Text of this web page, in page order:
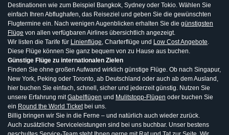
Destinationen wie zum Beispiel Bangkok, Sydney oder Tokio. Wählen Sie
einfach Ihren Abflughafen, das Reiseziel und geben Sie die gewünschten
Flugtermine ein. Nach wenigen Augenblicken erhalten Sie die günstigsten
Flüge von allen verfügbaren Airlines übersichtlich angezeigt.
Wir listen die Tarife für Linienflüge, Charterflüge und Low Cost Angebote.
Diese Flüge können Sie ganz bequem von zu Hause aus buchen.
Günstige Flüge zu internationalen Zielen
Finden Sie ohne großen Aufwand wirklich günstige Flüge. Ob nach Singapur,
New York, Peking oder Toronto, ab Deutschland oder auch ab dem Ausland,
hier buchen Sie einfach, schnell, sicher und jederzeit günstig. Nutzen Sie
unsere Erfahrung mitGabelflügen und Mulitstopp-Flügen oder buchen Sie
ein Round the World Ticketbei uns.
Billig bringen wir Sie in die Ferne – und natürlich auch wieder zurück.
Auch zusätzliche Serviceleistungen sind bei uns buchbar. Unser bestens